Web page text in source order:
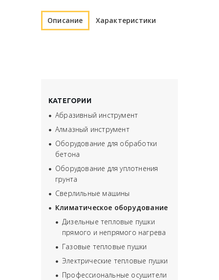
Описание Характеристики
КАТЕГОРИИ
Абразивный инструмент
Алмазный инструмент
Оборудование для обработки
бетона
Оборудование для уплотнения
грунта
Сверлильные машины
Климатическое оборудование
Дизельные тепловые пушки
прямого и непрямого нагрева
Газовые тепловые пушки
Электрические тепловые пушки
Профессиональные осушители